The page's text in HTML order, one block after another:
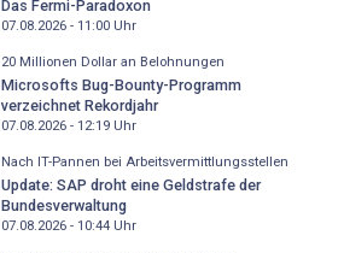
Das Fermi-Paradoxon
07.08.2026 - 11:00Uhr
20 Millionen Dollar an Belohnungen
Microsofts Bug-Bounty-Programm
verzeichnet Rekordjahr
07.08.2026 - 12:19Uhr
Nach IT-Pannen bei Arbeitsvermittlungsstellen
Update: SAP droht eine Geldstrafe der
Bundesverwaltung
07.08.2026 - 10:44Uhr